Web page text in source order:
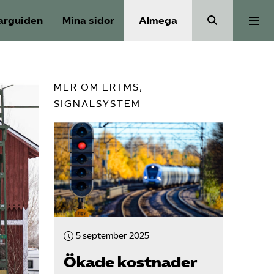
Mina sidor Almega
Reformagenda för järnvägen
Våra frågor
Aktiviteter
Om oss
MER OM ERTMS,
SIGNALSYSTEM
5 september 2025
Ökade kostnader